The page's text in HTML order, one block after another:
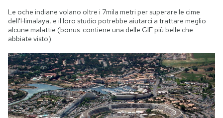
Le oche indiane volano oltre i 7mila metri per superare le cime
dell'Himalaya, e il loro studio potrebbe aiutarci a trattare meglio
alcune malattie (bonus: contiene una delle GIF più belle che
abbiate visto)